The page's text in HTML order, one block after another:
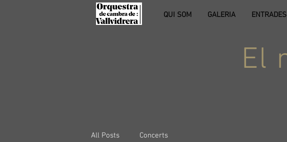
QUI SOM GALERIA ENTRADES
El
All Posts Concerts